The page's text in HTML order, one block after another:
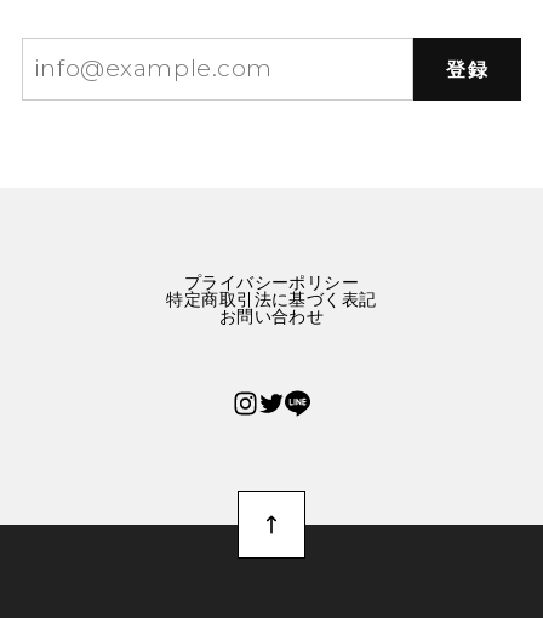
登録
プライバシーポリシー
特定商取引法に基づく表記
お問い合わせ